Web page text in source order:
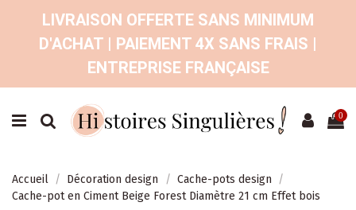
LIVRAISON OFFERTE SANS MINIMUM
D'ACHAT | PAIEMENT 4X SANS FRAIS |
ENTREPRISE FRANÇAISE
0
Accueil Décoration design
Cache-pots design
Cache-pot en Ciment Beige Forest Diamètre 21 cm Effet bois